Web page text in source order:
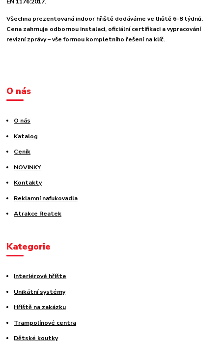
Všechna prezentovaná indoor hřiště dodáváme ve lhůtě 6–8 týdnů.
Cena zahrnuje odbornou instalaci, oficiální certifikaci a vypracování
revizní zprávy – vše formou kompletního řešení na klíč.
O nás
O nás
Katalog
Ceník
NOVINKY
Kontakty
Reklamní nafukovadla
Atrakce Reatek
Kategorie
Interiérové hřište
Unikátní systémy
Hřiště na zakázku
Trampolínové centra
Dětské koutky